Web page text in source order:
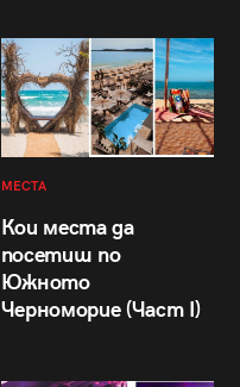
МЕСТА
Кои места да
посетиш по
Южното
Черноморие (Част I)